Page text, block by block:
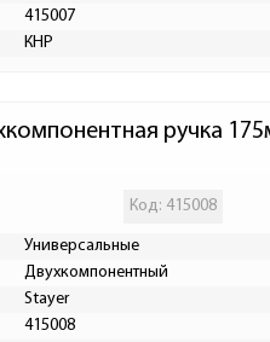
415007
КНР
ручка
Код: 415008
Универсальные
Двухкомпонентный
Stayer
415008